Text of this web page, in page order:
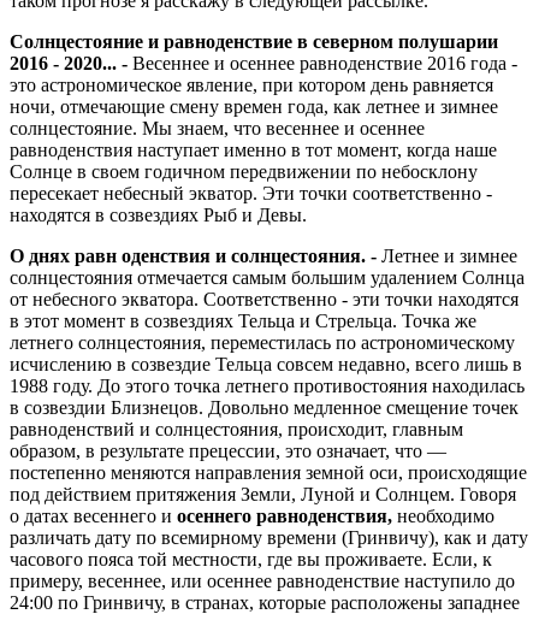
Солнцестояние и равноденствие в северном полушарии
2016 - 2020... - Весеннее и осеннее равноденствие 2016 года -
это астрономическое явление, при котором день равняется
ночи, отмечающие смену времен года, как летнее и зимнее
солнцестояние. Мы знаем, что весеннее и осеннее
равноденствия наступает именно в тот момент, когда наше
Солнце в своем годичном передвижении по небосклону
пересекает небесный экватор. Эти точки соответственно -
находятся в созвездиях Рыб и Девы.
О днях равн оденствия и солнцестояния. - Летнее и зимнее
солнцестояния отмечается самым большим удалением Солнца
от небесного экватора. Соответственно - эти точки находятся
в этот момент в созвездиях Тельца и Стрельца. Точка же
летнего солнцестояния, переместилась по астрономическому
исчислению в созвездие Тельца совсем недавно, всего лишь в
1988 году. До этого точка летнего противостояния находилась
в созвездии Близнецов. Довольно медленное смещение точек
равноденствий и солнцестояния, происходит, главным
образом, в результате прецессии, это означает, что —
постепенно меняются направления земной оси, происходящие
под действием притяжения Земли, Луной и Солнцем. Говоря
о датах весеннего и осеннего равноденствия, необходимо
различать дату по всемирному времени (Гринвичу), как и дату
часового пояса той местности, где вы проживаете. Если, к
примеру, весеннее, или осеннее равноденствие наступило до
24:00 по Гринвичу, в странах, которые расположены западнее